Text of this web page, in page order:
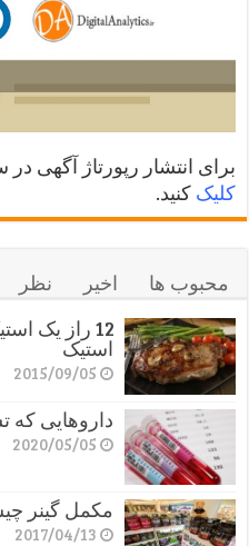
برای انتشار رپورتاژ آگهی
کلیک کنید.
محبوب ها اخیر نظر
12 راز یک
استیک
2015/09/05
داروهایی که
2020/05/05
مکمل گینر
2017/04/13